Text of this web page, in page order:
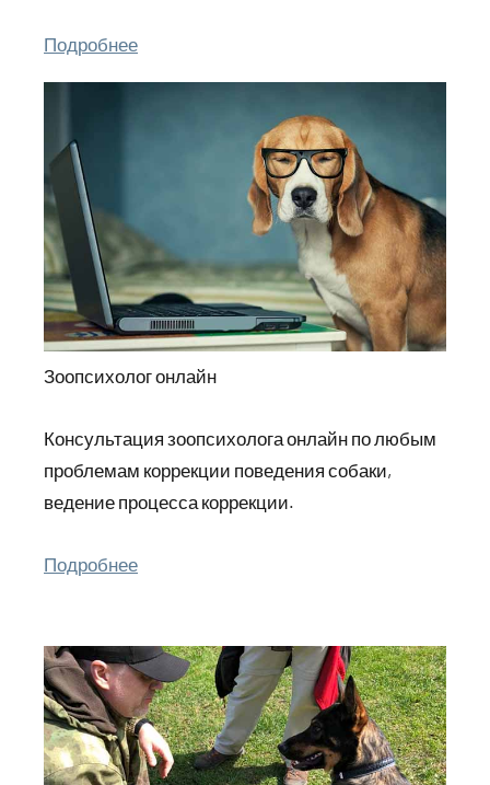
Подробнее
Зоопсихолог онлайн
Консультация зоопсихолога онлайн по любым
проблемам коррекции поведения собаки,
ведение процесса коррекции.
Подробнее